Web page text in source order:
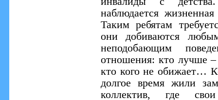
наблюдается
Таким ребятам
они добиваются
неподобающим
отношения: кто лучше
кто кого не обижает…
долгое время жили
коллектив, где